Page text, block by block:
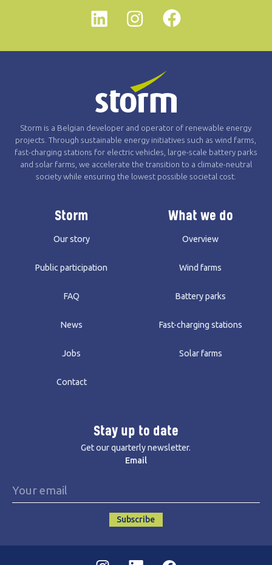
Storm is a Belgian developer and operator of renewable energy
projects. Through sustainable energy initiatives such as wind farms,
fast-charging stations for electric vehicles, large-scale battery parks
and solar farms, we accelerate the transition to a climate-neutral
society while ensuring the lowest possible societal cost.
Storm
Our story
Public participation
FAQ
News
Jobs
Contact
What we do
Overview
Wind farms
Battery parks
Fast-charging stations
Solar farms
Stay up to date
Get our quarterly newsletter.
Email
Subscribe